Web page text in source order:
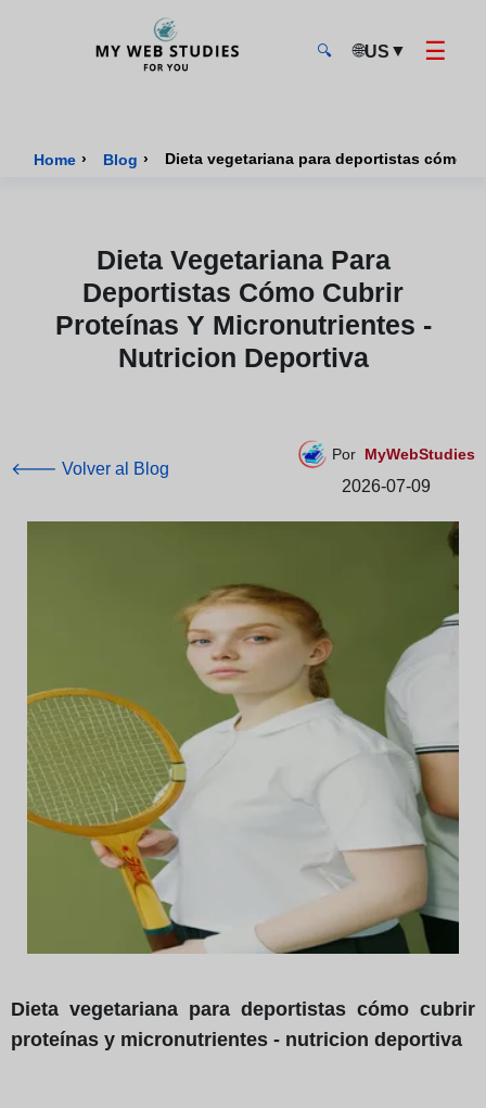
🔍 🌐US ▼ ☰
Home › Blog › Dieta vegetariana para deportistas cómo
Dieta Vegetariana Para
Deportistas Cómo Cubrir
Proteínas Y Micronutrientes -
Nutricion Deportiva
🡐 Volver al Blog
Por MyWebStudies
2026-07-09
Dieta vegetariana para deportistas cómo cubrir
proteínas y micronutrientes - nutricion deportiva